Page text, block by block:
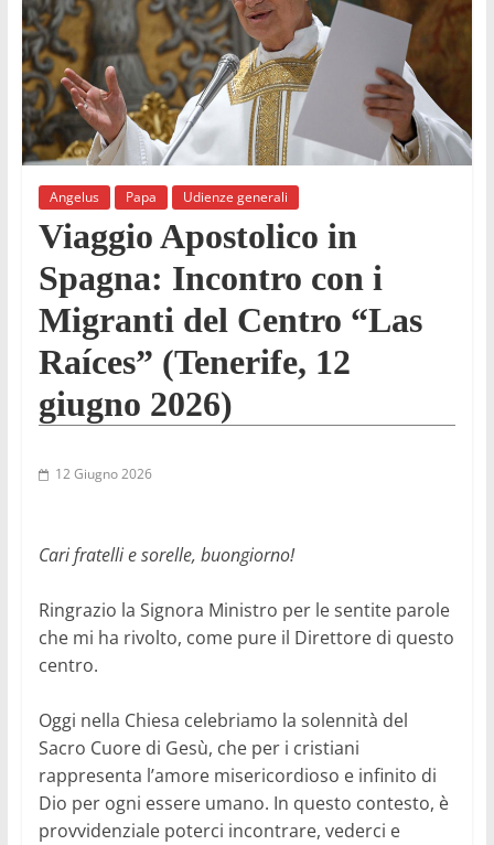
Angelus Papa Udienze generali
Viaggio Apostolico in
Spagna: Incontro con i
Migranti del Centro “Las
Raíces” (Tenerife, 12
giugno 2026)
12 Giugno 2026
Cari fratelli e sorelle, buongiorno!
Ringrazio la Signora Ministro per le sentite parole
che mi ha rivolto, come pure il Direttore di questo
centro.
Oggi nella Chiesa celebriamo la solennità del
Sacro Cuore di Gesù, che per i cristiani
rappresenta l’amore misericordioso e infinito di
Dio per ogni essere umano. In questo contesto, è
provvidenziale poterci incontrare, vederci e